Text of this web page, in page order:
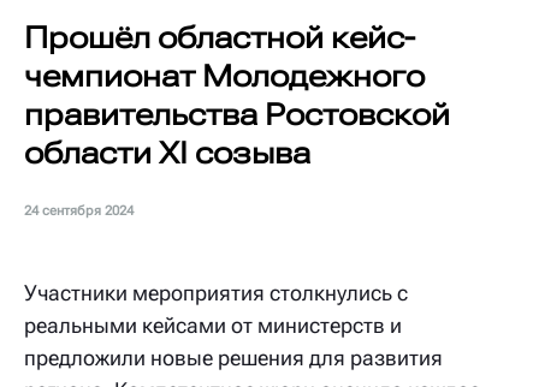
Прошёл областной кейс-
чемпионат Молодежного
правительства Ростовской
области XI созыва
24 сентября 2024
Участники мероприятия столкнулись с
реальными кейсами от министерств и
предложили новые решения для развития